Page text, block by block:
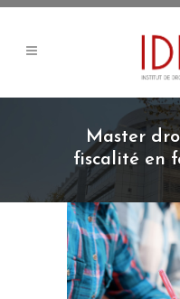
Master
fiscalité en